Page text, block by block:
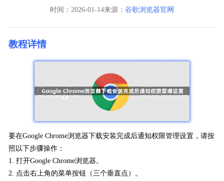
时间： 2026-01-14来源： 谷歌浏览器官网
教程详情
要在Google Chrome浏览器下载安装完成后通知权限管理设置，请按
照以下步骤操作：
1. 打开Google Chrome浏览器。
2. 点击右上角的菜单按钮（三个垂直点）。